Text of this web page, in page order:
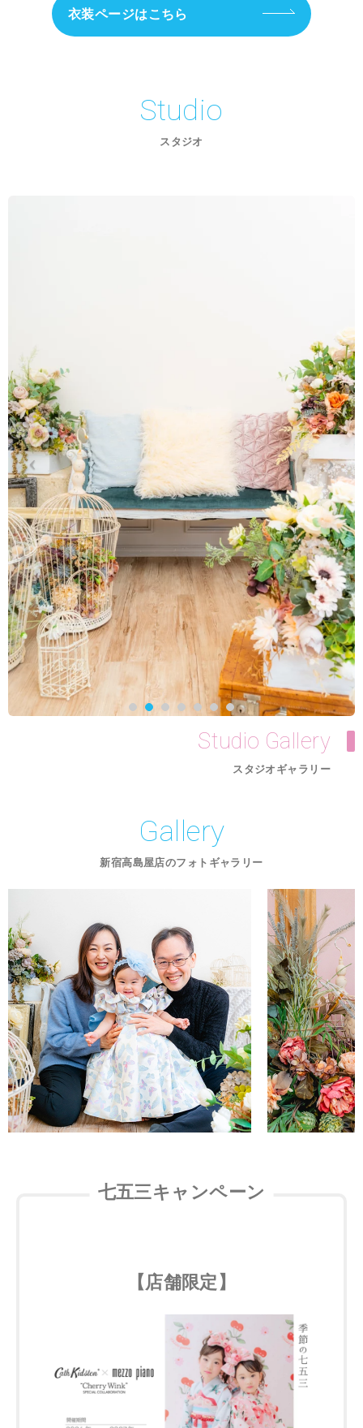
衣装ページはこちら
Studio
スタジオ
Studio Gallery
スタジオギャラリー
Gallery
新宿高島屋店のフォトギャラリー
七五三キャンペーン
【店舗限定】